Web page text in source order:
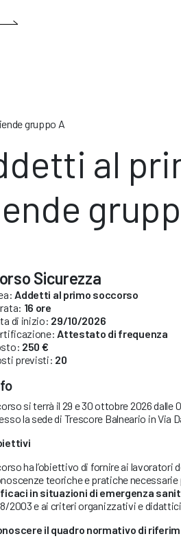
gruppo A
al
Sicurezza
Addetti al primo soccorso
16 ore
di inizio: 29/10/2026
Attestato di frequenza
250 €
previsti: 20
si terrà il 29 e 30 ottobre 2026 dalle
la sede di Trescore Balneario in Via
ha l’obiettivo di fornire ai lavoratori
teoriche e pratiche necessarie
in situazioni di emergenza
2003 e ai criteri organizzativi e didattici
il quadro normativo di